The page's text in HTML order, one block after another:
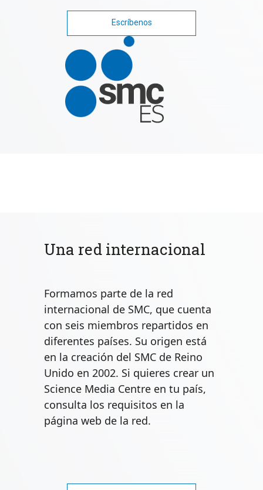
Escríbenos
Una red internacional
Formamos parte de la red
internacional de SMC, que cuenta
con seis miembros repartidos en
diferentes países. Su origen está
en la creación del SMC de Reino
Unido en 2002. Si quieres crear un
Science Media Centre en tu país,
consulta los requisitos en la
página web de la red.